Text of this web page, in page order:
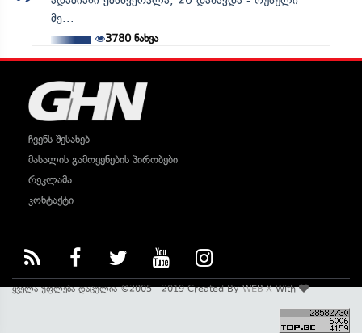
მე...
3780ნახვა
ჩვენს შესახებ
მასალის გამოყენების პირობები
რეკლამა
კონტაქტი
ყველა უფლება დაცულია ©2005 - 2019 Created ByWEB-XWith